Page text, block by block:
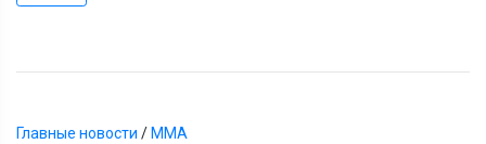
Главные новости / ММА